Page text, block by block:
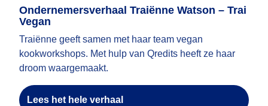
Ondernemersverhaal Traiënne Watson – Trai
Vegan
Traiënne geeft samen met haar team vegan
kookworkshops. Met hulp van Qredits heeft ze haar
droom waargemaakt.
Lees het hele verhaal